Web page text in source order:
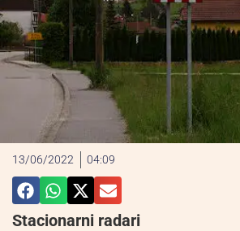
13/06/2022 04:09
Stacionarni radari